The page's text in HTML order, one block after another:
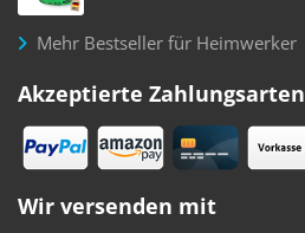
Mehr Bestseller für Heimwerker
Akzeptierte Zahlungsarten
Wir versenden mit